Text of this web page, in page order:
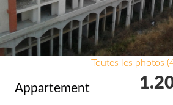
Toutes les photos
Appartement